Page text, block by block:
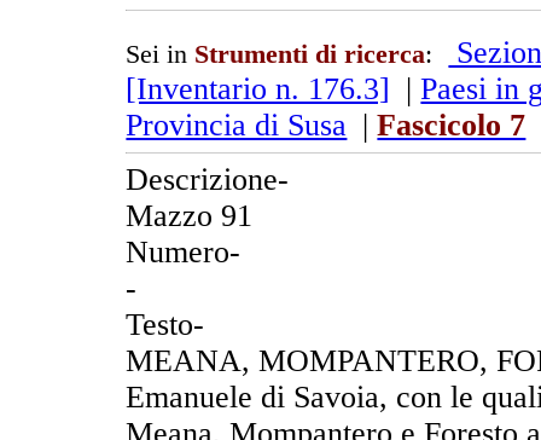
Sei in Strumenti di ricerca:
[Inventario n. 176.3] |Paesi in
Provincia di Susa |Fascicolo 7
Descrizione-
Mazzo 91
Numero-
-
Testo-
MEANA, MOMPANTERO,
Emanuele di Savoia, con le
Meana, Mompantero e Foresto